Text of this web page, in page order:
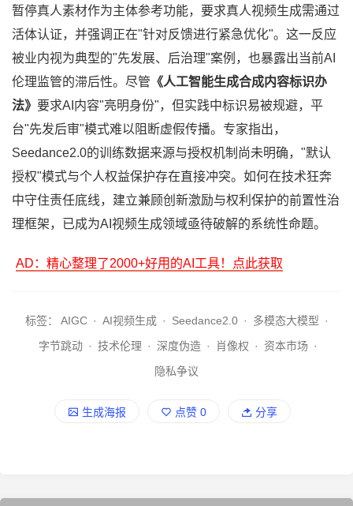
暂停真人素材作为主体参考功能，要求真人视频生成需通过
活体认证，并强调正在"针对反馈进行紧急优化"。这一反应
被业内视为典型的"先发展、后治理"案例，也暴露出当前AI
伦理监管的滞后性。尽管 《人工智能生成合成内容标识办
法》 要求AI内容"亮明身份"，但实践中标识易被规避，平
台"先发后审"模式难以阻断虚假传播。专家指出，
Seedance2.0的训练数据来源与授权机制尚未明确，"默认
授权"模式与个人权益保护存在直接冲突。如何在技术狂奔
中守住责任底线，建立兼顾创新激励与权利保护的前置性治
理框架，已成为AI视频生成领域亟待破解的系统性命题。
AD：精心整理了2000+好用的AI工具！点此获取
标签： AIGC · AI视频生成 · Seedance2.0 · 多模态大模型 ·
字节跳动 · 技术伦理 · 深度伪造 · 肖像权 · 资本市场 ·
隐私争议
生成海报 点赞 0 分享